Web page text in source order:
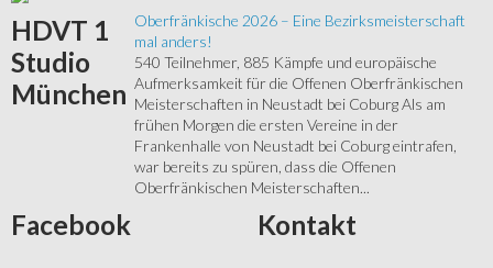
Oberfränkische 2026 – Eine Bezirksmeisterschaft
mal anders!
540 Teilnehmer, 885 Kämpfe und europäische
Aufmerksamkeit für die Offenen Oberfränkischen
Meisterschaften in Neustadt bei Coburg Als am
frühen Morgen die ersten Vereine in der
Frankenhalle von Neustadt bei Coburg eintrafen,
war bereits zu spüren, dass die Offenen
Oberfränkischen Meisterschaften...
HDVT 1
Studio
München
Facebook Kontakt